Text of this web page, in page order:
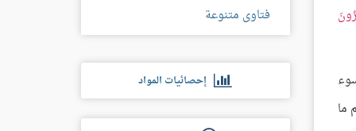
ما
فتاوى متنوعة
إحصائيات المواد